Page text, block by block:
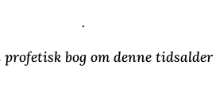
.
profetisk bog om denne